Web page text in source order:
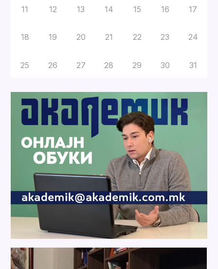
11 12 13 14 15 16 17
18 19 20 21 22 23 24
25 26 27 28 29 30 31